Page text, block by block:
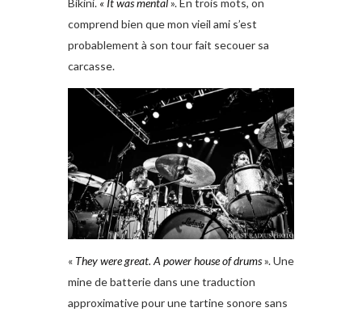
Bikini. « It was mental». En trois mots, on
comprend bien que mon vieil ami s’est
probablement à son tour fait secouer sa
carcasse.
« They were great. A power house of drums». Une
mine de batterie dans une traduction
approximative pour une tartine sonore sans